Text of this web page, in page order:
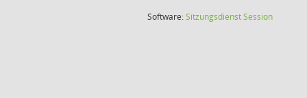
Software:SitzungsdienstSession(Wird in